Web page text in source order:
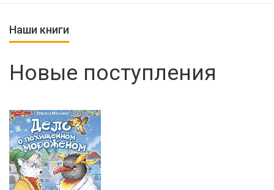
Наши книги
Новые поступления